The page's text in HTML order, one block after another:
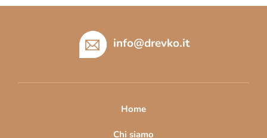
info@drevko.it
Home
Chi siamo